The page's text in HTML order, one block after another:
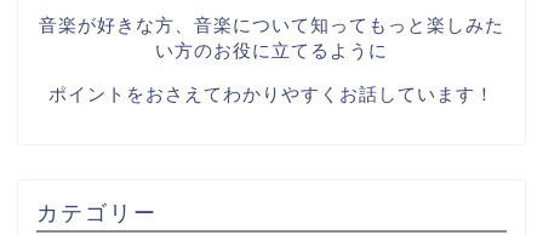
音楽が好きな方、音楽について知ってもっと楽しみた
い方のお役に立てるように
ポイントをおさえてわかりやすくお話しています！
カテゴリー